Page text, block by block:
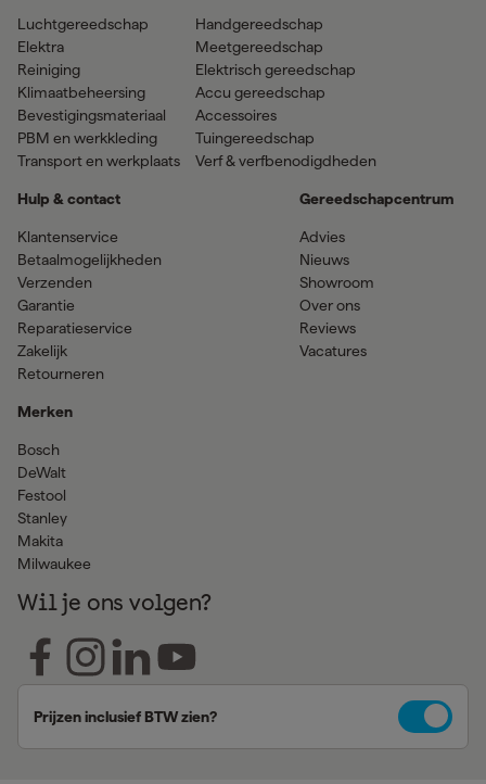
Luchtgereedschap
Elektra
Reiniging
Klimaatbeheersing
Bevestigingsmateriaal
PBM en werkkleding
Transport en werkplaats
Handgereedschap
Meetgereedschap
Elektrisch gereedschap
Accu gereedschap
Accessoires
Tuingereedschap
Verf & verfbenodigdheden
Hulp & contact
Klantenservice
Betaalmogelijkheden
Verzenden
Garantie
Reparatieservice
Zakelijk
Retourneren
Merken
Bosch
DeWalt
Festool
Stanley
Makita
Milwaukee
Gereedschapcentrum
Advies
Nieuws
Showroom
Over ons
Reviews
Vacatures
Wil je ons volgen?
Prijzen inclusief BTW zien?